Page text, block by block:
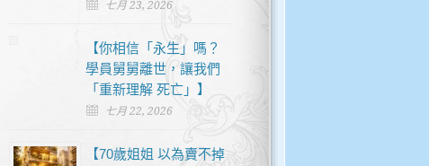
七月 23, 2026
【你相信「永生」嗎？
學員舅舅離世，讓我們
「重新理解 死亡」】
七月 22, 2026
【70歲姐姐 以為賣不掉